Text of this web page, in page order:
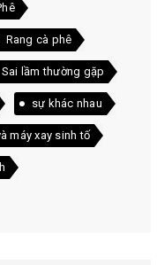
Rang cà phê
Sai lầm thường gặp
sự khác nhau
máy xay sinh tố